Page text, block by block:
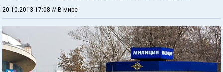
20.10.2013 17:08 // В мире